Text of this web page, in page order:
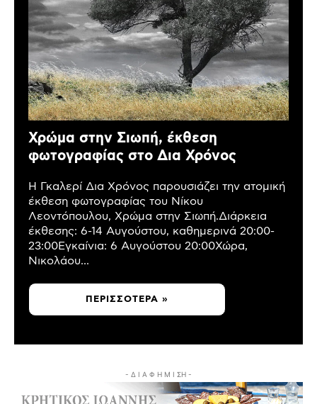
Χρώμα στην Σιωπή, έκθεση
φωτογραφίας στο Δια Χρόνος
Η Γκαλερί Δια Χρόνος παρουσιάζει την ατομική
έκθεση φωτογραφίας του Νίκου
Λεοντόπουλου, Χρώμα στην Σιωπή.Διάρκεια
έκθεσης: 6-14 Αυγούστου, καθημερινά 20:00-
23:00Εγκαίνια: 6 Αυγούστου 20:00Χώρα,
Νικολάου...
ΠΕΡΙΣΣΌΤΕΡΑ »
- Δ Ι Α Φ Η Μ Ι ΣΗ -